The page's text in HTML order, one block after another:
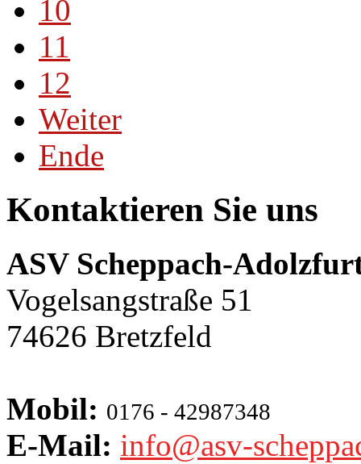
10
11
12
Weiter
Ende
Kontaktieren Sie uns
ASV Scheppach-
Vogelsangstraße 51
74626 Bretzfeld
Mobil: 0176 - 42987348
E-Mail: info@asv-